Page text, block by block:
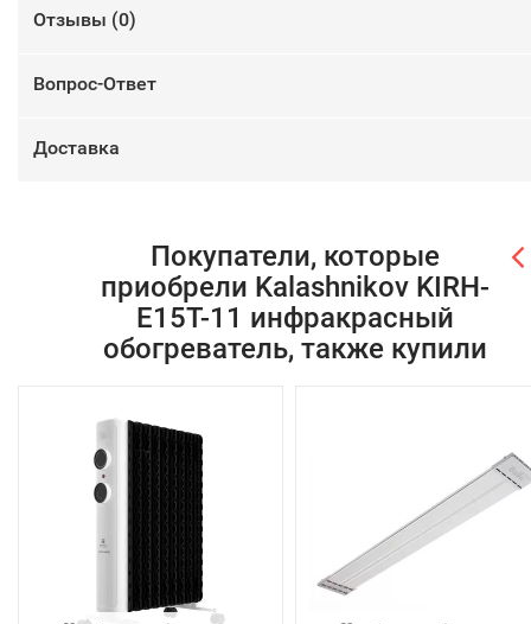
Отзывы (0)
Вопрос-Ответ
Доставка
Покупатели, которые
приобрели Kalashnikov KIRH-
E15T-11 инфракрасный
обогреватель, также купили